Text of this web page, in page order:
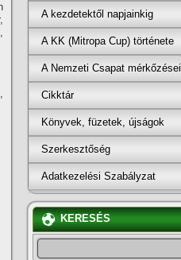
A kezdetektől napjainkig
A KK (Mitropa Cup) története
A Nemzeti Csapat mérkőzései
Cikktár
Könyvek, füzetek, újságok
Szerkesztőség
Adatkezelési Szabályzat
KERESÉS